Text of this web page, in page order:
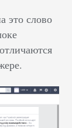
это слово